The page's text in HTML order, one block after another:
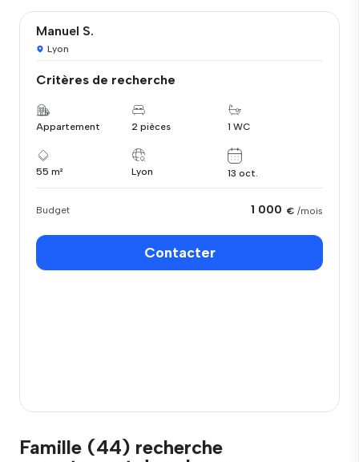
Manuel S.
Lyon
Critères de recherche
Appartement 2 pièces 1 WC
55 m² Lyon 13 oct.
Budget 1 000 € /mois
Contacter
Famille (44) recherche